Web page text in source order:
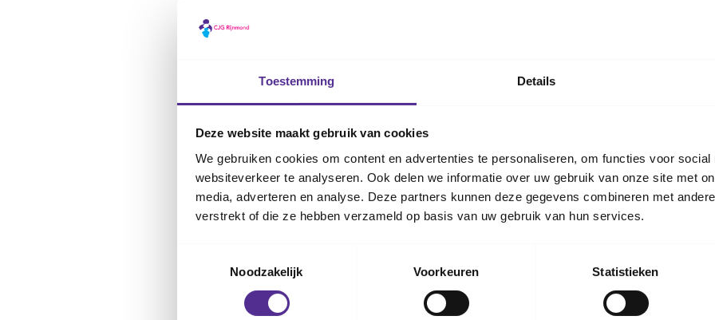
Toestemming Details
Deze website maakt gebruik van cookies
We gebruiken cookies om content en advertenties te personaliseren, om functies voor social
websiteverkeer te analyseren. Ook delen we informatie over uw gebruik van onze site met
media, adverteren en analyse. Deze partners kunnen deze gegevens combineren met
verstrekt of die ze hebben verzameld op basis van uw gebruik van hun services.
Noodzakelijk
Voorkeuren Statistieken
Genitale wratten:
kleine wratjes rond de geslachtsdelen of anus.
Herpes genitalis:pijnlijke blaasjes rond de geslachtsdelen die
komen.
Syfilis:dit begint met een pijnloos zweertje, maar kan later ernstige
het niet wordt behandeld.
Hoe herken je een soa?
Een soa kan verschillende klachten geven. Soms merk je het direct,
Bij meisjes kun je een soa herkennen aan: